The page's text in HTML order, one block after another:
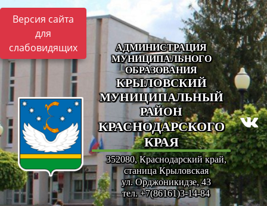
Версия сайта
для
слабовидящих
АДМИНИСТРАЦИЯ
МУНИЦИПАЛЬНОГО
ОБРАЗОВАНИЯ
КРЫЛОВСКИЙ
МУНИЦИПАЛЬНЫЙ
РАЙОН
КРАСНОДАРСКОГО
КРАЯ
352080, Краснодарский край,
станица Крыловская
ул. Орджоникидзе, 43
тел. +7(86161)3-14-84